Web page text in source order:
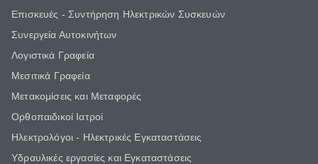
Επισκευές - Συντήρηση Ηλεκτρικών Συσκευών
Συνεργεία Αυτοκινήτων
Λογιστικά Γραφεία
Μεσιτικά Γραφεία
Μετακομίσεις και Μεταφορές
Ορθοπαιδικοί Ιατροί
Ηλεκτρολόγοι - Ηλεκτρικές Εγκαταστάσεις
Υδραυλικές εργασίες και Εγκαταστάσεις